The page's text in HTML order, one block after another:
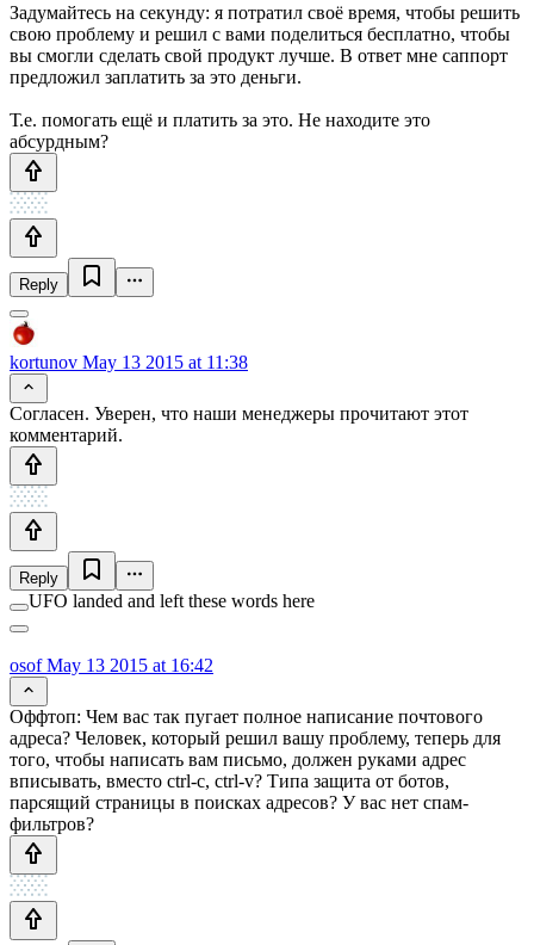
Задумайтесь на секунду: я потратил своё время, чтобы решить
свою проблему и решил с вами поделиться бесплатно, чтобы
вы смогли сделать свой продукт лучше. В ответ мне саппорт
предложил заплатить за это деньги.
Т.е. помогать ещё и платить за это. Не находите это
абсурдным?
Reply
kortunov May 13 2015 at 11:38
Согласен. Уверен, что наши менеджеры прочитают этот
комментарий.
Reply
UFO landed and left these words here
osofMay 13 2015 at 16:42
Оффтоп: Чем вас так пугает полное написание почтового
адреса? Человек, который решил вашу проблему, теперь для
того, чтобы написать вам письмо, должен руками адрес
вписывать, вместо ctrl-c, ctrl-v? Типа защита от ботов,
парсящий страницы в поисках адресов? У вас нет спам-
фильтров?